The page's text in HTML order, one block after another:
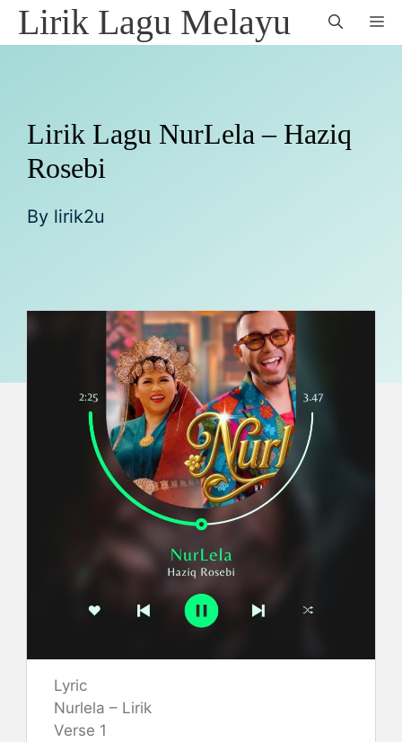
SkipLirik Lagu Melayu
Lirik Lagu NurLela – Haziq
Rosebi
By lirik2u
Lyric
Nurlela – Lirik
Verse 1